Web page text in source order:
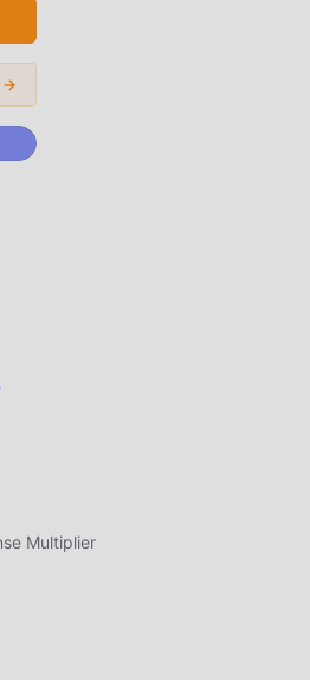
→
Multiplier